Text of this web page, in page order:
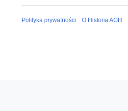
Polityka prywatności O Historia AGH